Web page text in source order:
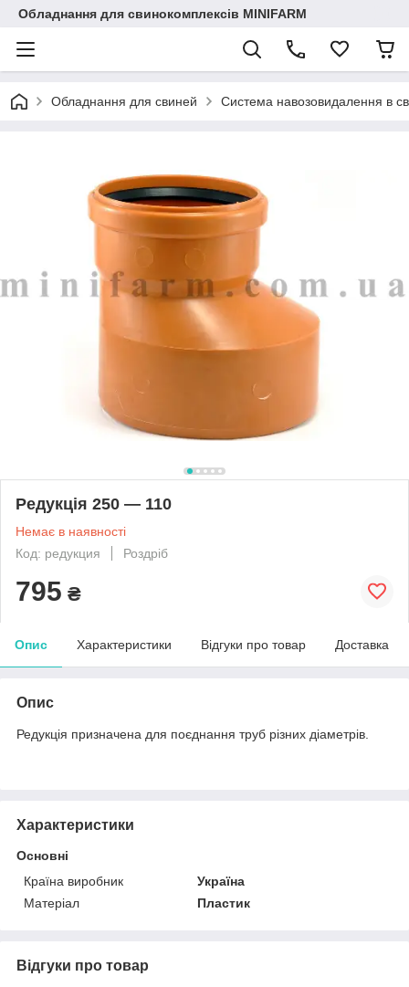
Обладнання для свинокомплексів MINIFARM
Обладнання для свиней Система навозовидалення в
Редукція 250 — 110
Немає в наявності
Код: редукция
Роздріб
795 ₴
Опис Характеристики Відгуки про товар Доставка
Опис
Редукція призначена для поєднання труб різних діаметрів.
Характеристики
Основні
Країна виробник
Україна
Матеріал
Пластик
Відгуки про товар